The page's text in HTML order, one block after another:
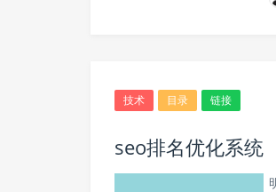
技术 目录 链接
seo排名优化系统